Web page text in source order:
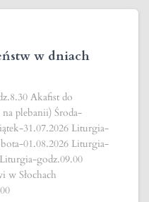
w dniach
Akafist do
plebanii) Środa-
31.07.2026 Liturgia-
01.08.2026 Liturgia-
godz.09.00
w Słochach